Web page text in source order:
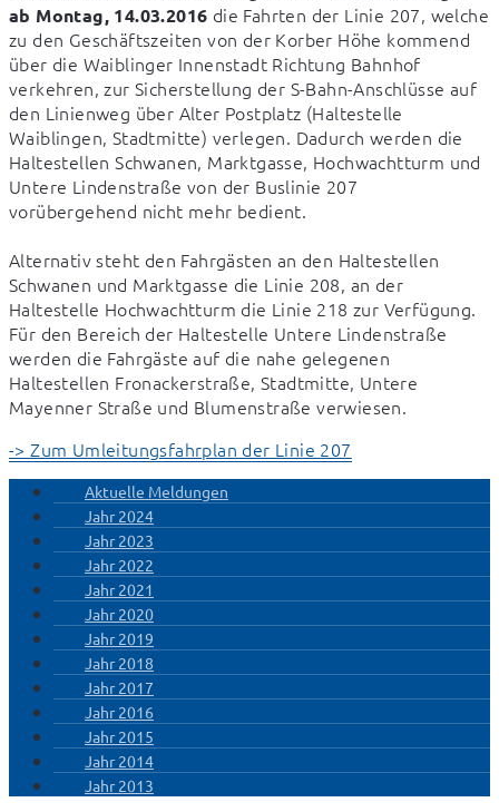
ab Montag, 14.03.2016 die Fahrten der Linie 207, welche
zu den Geschäftszeiten von der Korber Höhe kommend
über die Waiblinger Innenstadt Richtung Bahnhof
verkehren, zur Sicherstellung der S-Bahn-Anschlüsse auf
den Linienweg über Alter Postplatz (Haltestelle
Waiblingen, Stadtmitte) verlegen. Dadurch werden die
Haltestellen Schwanen, Marktgasse, Hochwachtturm und
Untere Lindenstraße von der Buslinie 207
vorübergehend nicht mehr bedient.
Alternativ steht den Fahrgästen an den Haltestellen
Schwanen und Marktgasse die Linie 208, an der
Haltestelle Hochwachtturm die Linie 218 zur Verfügung.
Für den Bereich der Haltestelle Untere Lindenstraße
werden die Fahrgäste auf die nahe gelegenen
Haltestellen Fronackerstraße, Stadtmitte, Untere
Mayenner Straße und Blumenstraße verwiesen.
-> Zum Umleitungsfahrplan der Linie 207
Aktuelle Meldungen
Jahr 2024
Jahr 2023
Jahr 2022
Jahr 2021
Jahr 2020
Jahr 2019
Jahr 2018
Jahr 2017
Jahr 2016
Jahr 2015
Jahr 2014
Jahr 2013